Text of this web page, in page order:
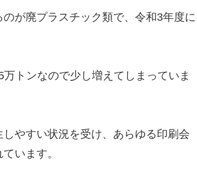
が廃プラスチック類で、令和3年度に
トンなので少し増えてしまっていま
やすい状況を受け、あらゆる印刷会
います。